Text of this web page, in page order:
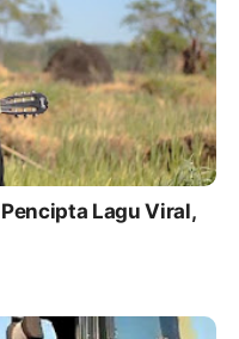
Lagu Viral,